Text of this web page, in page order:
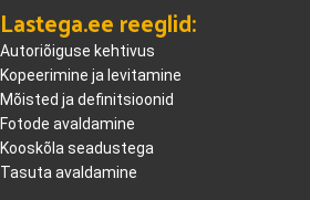
Lastega.ee reeglid:
Autoriõiguse kehtivus
Kopeerimine ja levitamine
Mõisted ja definitsioonid
Fotode avaldamine
Kooskõla seadustega
Tasuta avaldamine